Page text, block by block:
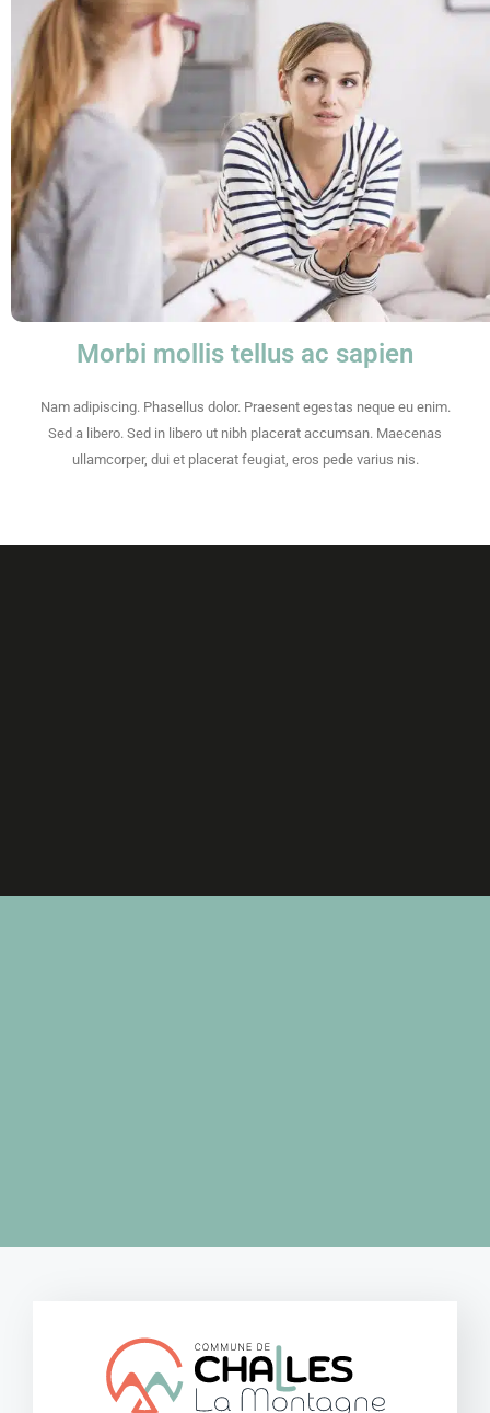
Morbi mollis tellus ac sapien
Nam adipiscing. Phasellus dolor. Praesent egestas neque eu enim.
Sed a libero. Sed in libero ut nibh placerat accumsan. Maecenas
ullamcorper, dui et placerat feugiat, eros pede varius nis.